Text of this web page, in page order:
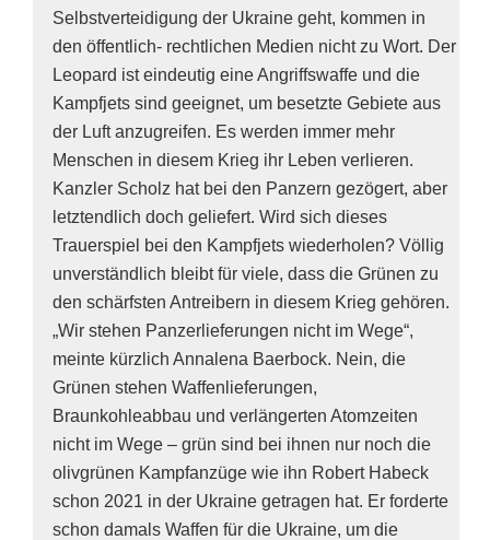
Selbstverteidigung der Ukraine geht, kommen in
den öffentlich- rechtlichen Medien nicht zu Wort. Der
Leopard ist eindeutig eine Angriffswaffe und die
Kampfjets sind geeignet, um besetzte Gebiete aus
der Luft anzugreifen. Es werden immer mehr
Menschen in diesem Krieg ihr Leben verlieren.
Kanzler Scholz hat bei den Panzern gezögert, aber
letztendlich doch geliefert. Wird sich dieses
Trauerspiel bei den Kampfjets wiederholen? Völlig
unverständlich bleibt für viele, dass die Grünen zu
den schärfsten Antreibern in diesem Krieg gehören.
„Wir stehen Panzerlieferungen nicht im Wege“,
meinte kürzlich Annalena Baerbock. Nein, die
Grünen stehen Waffenlieferungen,
Braunkohleabbau und verlängerten Atomzeiten
nicht im Wege – grün sind bei ihnen nur noch die
olivgrünen Kampfanzüge wie ihn Robert Habeck
schon 2021 in der Ukraine getragen hat. Er forderte
schon damals Waffen für die Ukraine, um die